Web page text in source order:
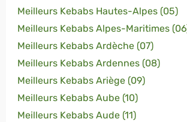
Meilleurs Kebabs Hautes-Alpes (05)
Meilleurs Kebabs Alpes-Maritimes
Meilleurs Kebabs Ardèche (07)
Meilleurs Kebabs Ardennes (08)
Meilleurs Kebabs Ariège (09)
Meilleurs Kebabs Aube (10)
Meilleurs Kebabs Aude (11)